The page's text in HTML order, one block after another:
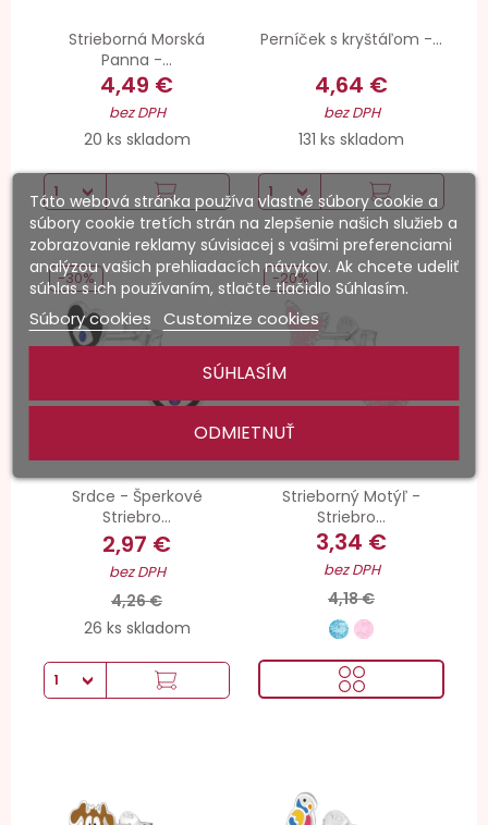
Strieborná Morská
Panna -...
4,49 €
bez DPH
20 ks skladom
Perníček s kryštáľom -...
4,64 €
bez DPH
131 ks skladom
Srdce - Šperkové
Striebro...
2,97 €
bez DPH
4,26 €
26 ks skladom
-30%
Strieborný Motýľ -
Striebro...
3,34 €
bez DPH
4,18 €
-20%
Táto webová stránka používa vlastné súbory cookie a
súbory cookie tretích strán na zlepšenie našich služieb a
zobrazovanie reklamy súvisiacej s vašimi preferenciami
analýzou vašich prehliadacích návykov. Ak chcete udeliť
súhlas s ich používaním, stlačte tlačidlo Súhlasím.
Súbory cookies Customize cookies
ODMIETNUŤ
SÚHLASÍM